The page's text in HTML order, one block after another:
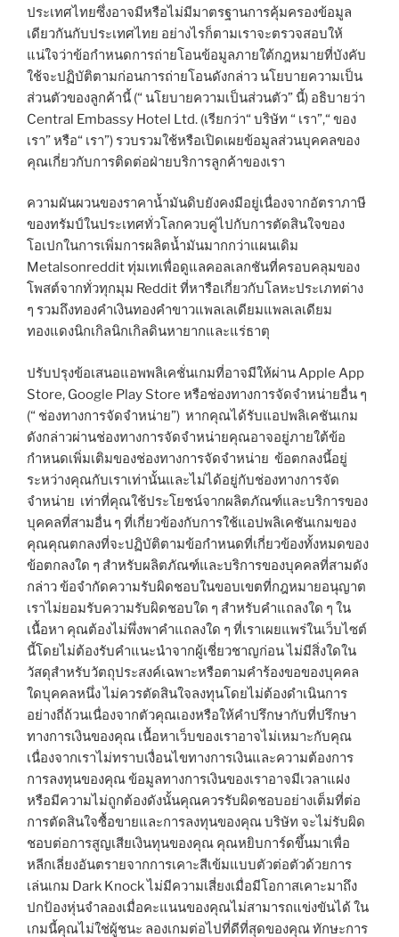
ประเทศไทยซึ่งอาจมีหรือไม่มีมาตรฐานการคุ้มครองข้อมูล
เดียวกันกับประเทศไทย อย่างไรก็ตามเราจะตรวจสอบให้
แน่ใจว่าข้อกำหนดการถ่ายโอนข้อมูลภายใต้กฎหมายที่บังคับ
ใช้จะปฏิบัติตามก่อนการถ่ายโอนดังกล่าว นโยบายความเป็น
ส่วนตัวของลูกค้านี้ (“ นโยบายความเป็นส่วนตัว” นี้) อธิบายว่า
Central Embassy Hotel Ltd. (เรียกว่า“ บริษัท “ เรา”,“ ของ
เรา” หรือ“ เรา”) รวบรวมใช้หรือเปิดเผยข้อมูลส่วนบุคคลของ
คุณเกี่ยวกับการติดต่อฝ่ายบริการลูกค้าของเรา
ความผันผวนของราคาน้ำมันดิบยังคงมีอยู่เนื่องจากอัตราภาษี
ของทรัมป์ในประเทศทั่วโลกควบคู่ไปกับการตัดสินใจของ
โอเปกในการเพิ่มการผลิตน้ำมันมากกว่าแผนเดิม
Metalsonreddit ทุ่มเทเพื่อดูแลคอลเลกชันที่ครอบคลุมของ
โพสต์จากทั่วทุกมุม Reddit ที่หารือเกี่ยวกับโลหะประเภทต่าง
ๆ รวมถึงทองคำเงินทองคำขาวแพลเลเดียมแพลเลเดียม
ทองแดงนิกเกิลนิกเกิลดินหายากและแร่ธาตุ
ปรับปรุงข้อเสนอแอพพลิเคชั่นเกมที่อาจมีให้ผ่าน Apple App
Store, Google Play Store หรือช่องทางการจัดจำหน่ายอื่น ๆ
(“ ช่องทางการจัดจำหน่าย”) หากคุณได้รับแอปพลิเคชันเกม
ดังกล่าวผ่านช่องทางการจัดจำหน่ายคุณอาจอยู่ภายใต้ข้อ
กำหนดเพิ่มเติมของช่องทางการจัดจำหน่าย ข้อตกลงนี้อยู่
ระหว่างคุณกับเราเท่านั้นและไม่ได้อยู่กับช่องทางการจัด
จำหน่าย เท่าที่คุณใช้ประโยชน์จากผลิตภัณฑ์และบริการของ
บุคคลที่สามอื่น ๆ ที่เกี่ยวข้องกับการใช้แอปพลิเคชันเกมของ
คุณคุณตกลงที่จะปฏิบัติตามข้อกำหนดที่เกี่ยวข้องทั้งหมดของ
ข้อตกลงใด ๆ สำหรับผลิตภัณฑ์และบริการของบุคคลที่สามดัง
กล่าว ข้อจำกัดความรับผิดชอบในขอบเขตที่กฎหมายอนุญาต
เราไม่ยอมรับความรับผิดชอบใด ๆ สำหรับคำแถลงใด ๆ ใน
เนื้อหา คุณต้องไม่พึ่งพาคำแถลงใด ๆ ที่เราเผยแพร่ในเว็บไซต์
นี้โดยไม่ต้องรับคำแนะนำจากผู้เชี่ยวชาญก่อน ไม่มีสิ่งใดใน
วัสดุสำหรับวัตถุประสงค์เฉพาะหรือตามคำร้องขอของบุคคล
ใดบุคคลหนึ่ง ไม่ควรตัดสินใจลงทุนโดยไม่ต้องดำเนินการ
อย่างถี่ถ้วนเนื่องจากตัวคุณเองหรือให้คำปรึกษากับที่ปรึกษา
ทางการเงินของคุณ เนื้อหาเว็บของเราอาจไม่เหมาะกับคุณ
เนื่องจากเราไม่ทราบเงื่อนไขทางการเงินและความต้องการ
การลงทุนของคุณ ข้อมูลทางการเงินของเราอาจมีเวลาแฝง
หรือมีความไม่ถูกต้องดังนั้นคุณควรรับผิดชอบอย่างเต็มที่ต่อ
การตัดสินใจซื้อขายและการลงทุนของคุณ บริษัท จะไม่รับผิด
ชอบต่อการสูญเสียเงินทุนของคุณ คุณหยิบการ์ดขึ้นมาเพื่อ
หลีกเลี่ยงอันตรายจากการเคาะสีเข้มแบบตัวต่อตัวด้วยการ
เล่นเกม Dark Knock ไม่มีความเสี่ยงเมื่อมีโอกาสเคาะมาถึง
ปกป้องหุ่นจำลองเมื่อคะแนนของคุณไม่สามารถแข่งขันได้ ใน
เกมนี้คุณไม่ใช่ผู้ชนะ ลองเกมต่อไปที่ดีที่สุดของคุณ ทักษะการ